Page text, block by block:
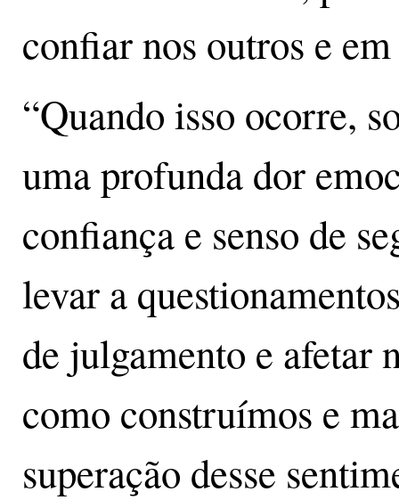
confiar nos outros e
“Quando isso ocorre,
uma profunda dor
confiança e senso de
levar a
de julgamento e afetar
como construímos e
superação desse